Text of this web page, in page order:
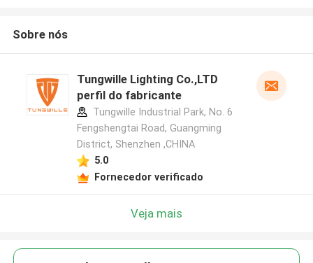
Sobre nós
Tungwille Lighting Co.,LTD
perfil do fabricante
Tungwille Industrial Park, No. 6
Fengshengtai Road, Guangming
District, Shenzhen ,CHINA
5.0
Fornecedor verificado
Veja mais